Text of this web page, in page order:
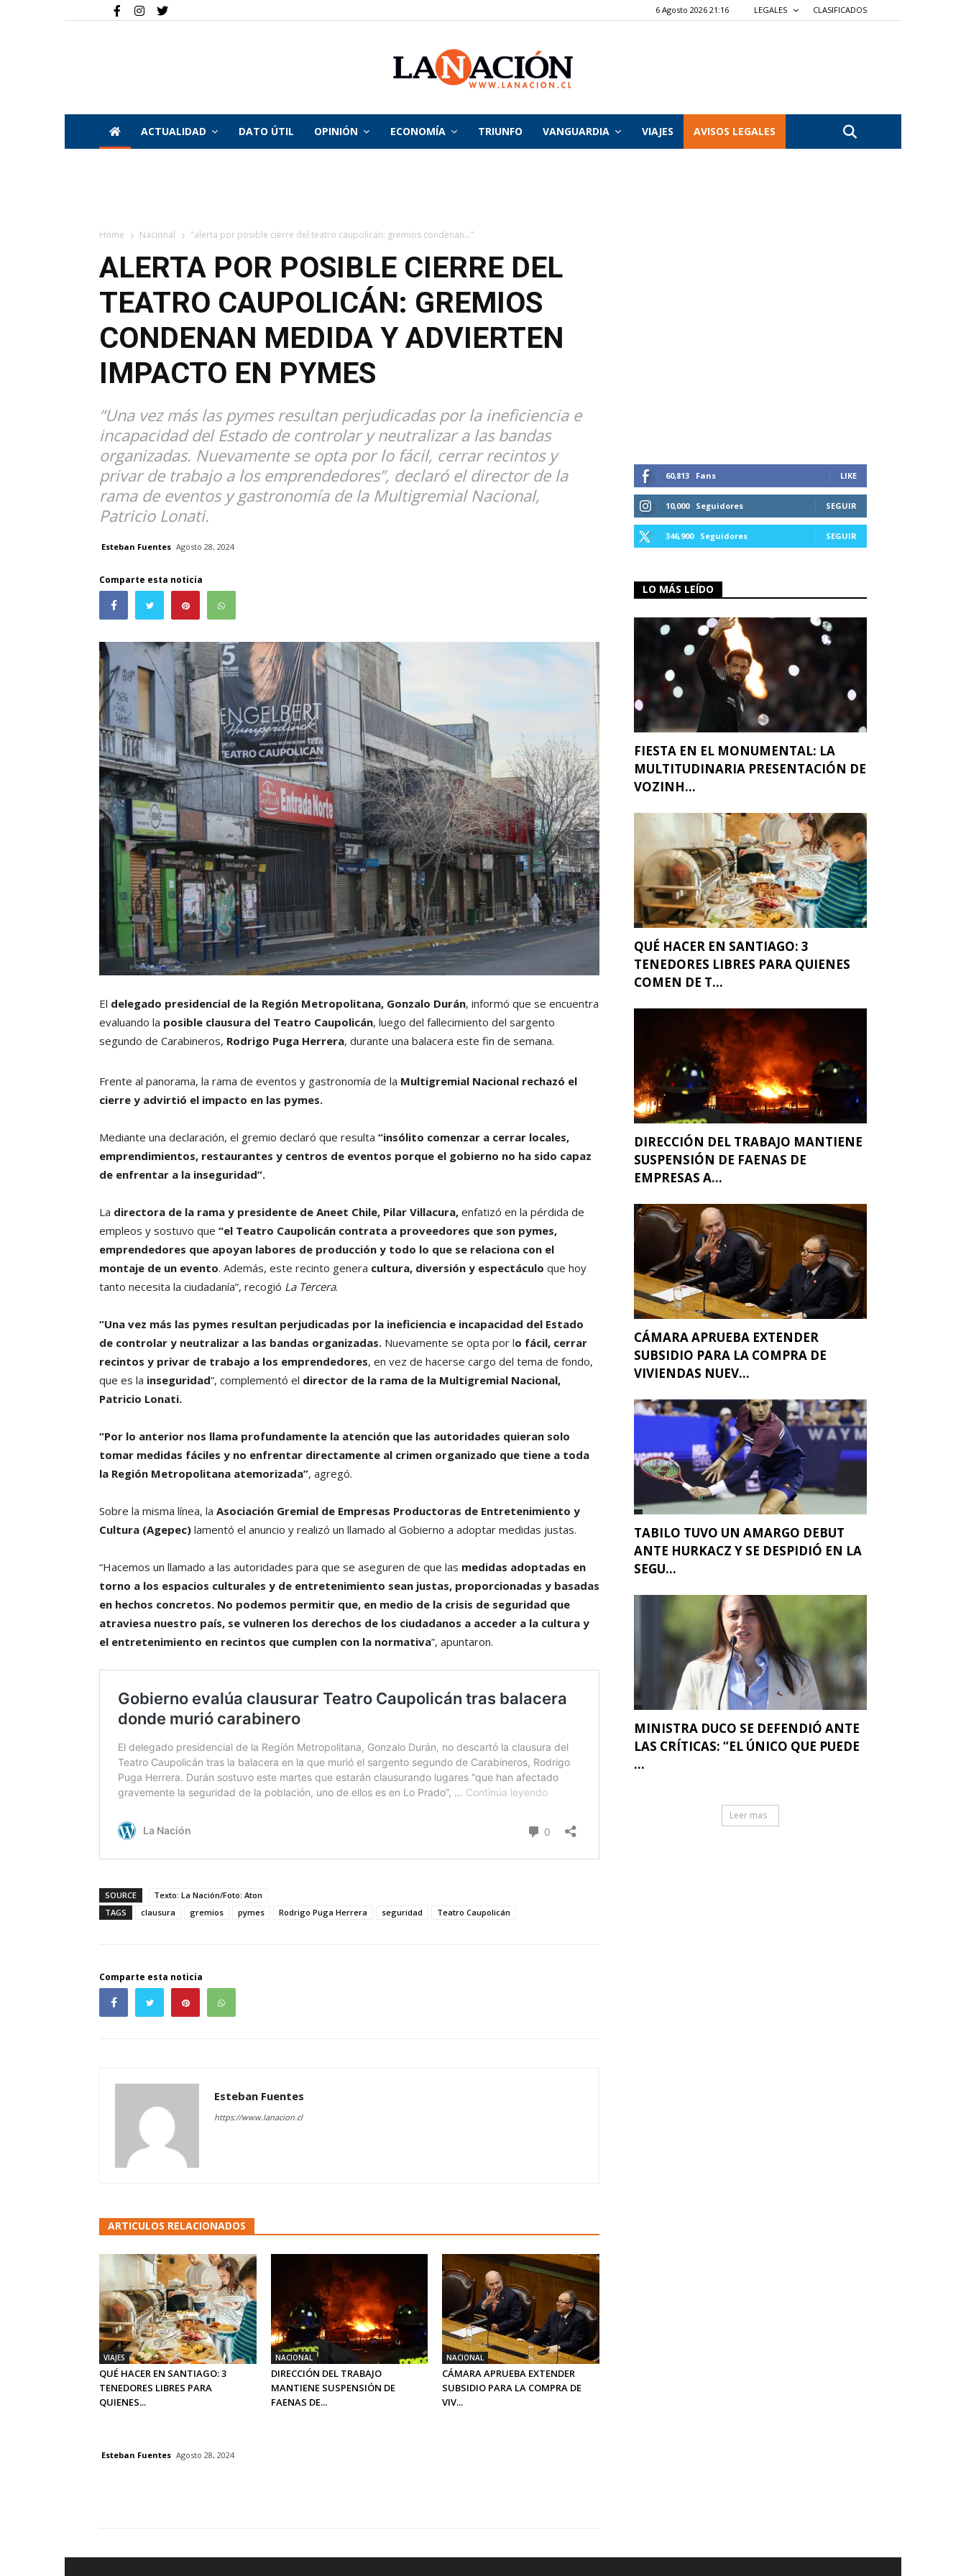
6 Agosto 2026 21:16 LEGALES CLASIFICADOS
La
ACTUALIDAD DATO ÚTIL OPINIÓN ECONOMÍA TRIUNFO VANGUARDIA VIAJES AVISOS LEGALES
Home Nacional "alerta por posible cierre del teatro caupolicán: gremios condenan..."
ALERTA POR POSIBLE CIERRE DEL
TEATRO CAUPOLICÁN: GREMIOS
CONDENAN MEDIDA Y ADVIERTEN
IMPACTO EN PYMES
“Una vez más las pymes resultan perjudicadas por la ineficiencia e
incapacidad del Estado de controlar y neutralizar a las bandas
organizadas. Nuevamente se opta por lo fácil, cerrar recintos y
privar de trabajo a los emprendedores”, declaró el director de la
rama de eventos y gastronomía de la Multigremial Nacional,
Patricio Lonati.
Esteban Fuentes Agosto 28, 2024
Comparte esta noticia
El delegado presidencial de la Región Metropolitana, Gonzalo Durán, informó que se encuentra
evaluando la posible clausura del Teatro Caupolicán, luego del fallecimiento del sargento
segundo de Carabineros, Rodrigo Puga Herrera, durante una balacera este fin de semana.
Frente al panorama, la rama de eventos y gastronomía de la Multigremial Nacional rechazó el
cierre y advirtió el impacto en las pymes.
Mediante una declaración, el gremio declaró que resulta “insólito comenzar a cerrar locales,
emprendimientos, restaurantes y centros de eventos porque el gobierno no ha sido capaz
de enfrentar a la inseguridad”.
La directora de la rama y presidente de Aneet Chile, Pilar Villacura, enfatizó en la pérdida de
empleos y sostuvo que “el Teatro Caupolicán contrata a proveedores que son pymes,
emprendedores que apoyan labores de producción y todo lo que se relaciona con el
montaje de un evento. Además, este recinto genera cultura, diversión y espectáculo que hoy
tanto necesita la ciudadanía”, recogió La Tercera.
“Una vez más las pymes resultan perjudicadas por la ineficiencia e incapacidad del Estado
de controlar y neutralizar a las bandas organizadas. Nuevamente se opta por lo fácil, cerrar
recintos y privar de trabajo a los emprendedores, en vez de hacerse cargo del tema de fondo,
que es la inseguridad”, complementó el director de la rama de la Multigremial Nacional,
Patricio Lonati.
“Por lo anterior nos llama profundamente la atención que las autoridades quieran solo
tomar medidas fáciles y no enfrentar directamente al crimen organizado que tiene a toda
la Región Metropolitana atemorizada”, agregó.
Sobre la misma línea, la Asociación Gremial de Empresas Productoras de Entretenimiento y
Cultura (Agepec) lamentó el anuncio y realizó un llamado al Gobierno a adoptar medidas justas.
“Hacemos un llamado a las autoridades para que se aseguren de que las medidas adoptadas en
torno a los espacios culturales y de entretenimiento sean justas, proporcionadas y basadas
en hechos concretos. No podemos permitir que, en medio de la crisis de seguridad que
atraviesa nuestro país, se vulneren los derechos de los ciudadanos a acceder a la cultura y
el entretenimiento en recintos que cumplen con la normativa”, apuntaron.
SOURCE
Texto: La Nación/Foto: Aton
TAGS
clausura gremios pymes Rodrigo Puga Herrera seguridad Teatro Caupolicán
Comparte esta noticia
Esteban Fuentes
https://www.lanacion.cl
ARTICULOS RELACIONADOS
VIAJES
QUÉ HACER EN SANTIAGO: 3
TENEDORES LIBRES PARA
QUIENES...
NACIONAL
DIRECCIÓN DEL TRABAJO
MANTIENE SUSPENSIÓN DE
FAENAS DE...
NACIONAL
CÁMARA APRUEBA EXTENDER
SUBSIDIO PARA LA COMPRA DE
VIV...
60,813 Fans LIKE
10,000 Seguidores SEGUIR
346,900 Seguidores SEGUIR
LO MÁS LEÍDO
FIESTA EN EL MONUMENTAL: LA
MULTITUDINARIA PRESENTACIÓN DE
VOZINH...
QUÉ HACER EN SANTIAGO: 3
TENEDORES LIBRES PARA QUIENES
COMEN DE T...
DIRECCIÓN DEL TRABAJO MANTIENE
SUSPENSIÓN DE FAENAS DE
EMPRESAS A...
CÁMARA APRUEBA EXTENDER
SUBSIDIO PARA LA COMPRA DE
VIVIENDAS NUEV...
TABILO TUVO UN AMARGO DEBUT
ANTE HURKACZ Y SE DESPIDIÓ EN LA
SEGU...
MINISTRA DUCO SE DEFENDIÓ ANTE
LAS CRÍTICAS: “EL ÚNICO QUE PUEDE
...
Leer mas
Esteban Fuentes Agosto 28, 2024